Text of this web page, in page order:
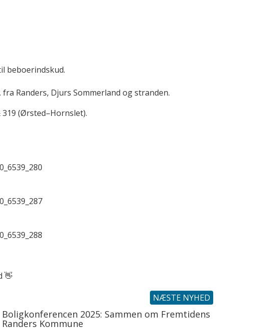
beboerindskud.
Randers, Djurs Sommerland og stranden.
319 (Ørsted–Hornslet).
👋
NÆSTE NYHED
Boligkonferencen 2025: Sammen om Fremtidens
Randers Kommune